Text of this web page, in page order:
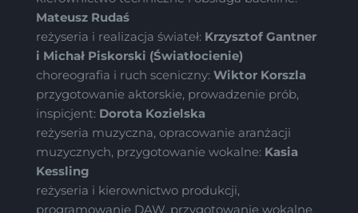
Mateusz Rudaś
reżyseria i realizacja świateł: Krzysztof Gantner
i Michał Piskorski (Światłocienie)
choreografia i ruch sceniczny: Wiktor Korszla
przygotowanie aktorskie, prowadzenie prób,
inspicjent: Dorota Kozielska
reżyseria muzyczna, opracowanie aranżacji
muzycznych, przygotowanie wokalne: Kasia
Kessling
reżyseria i kierownictwo produkcji,
programowanie DAW, przygotowanie wokalne,